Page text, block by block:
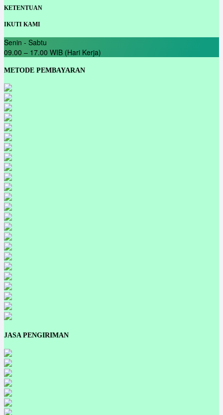
KETENTUAN
IKUTI KAMI
Senin - Sabtu
09.00 – 17.00 WIB (Hari Kerja)
METODE PEMBAYARAN
JASA PENGIRIMAN